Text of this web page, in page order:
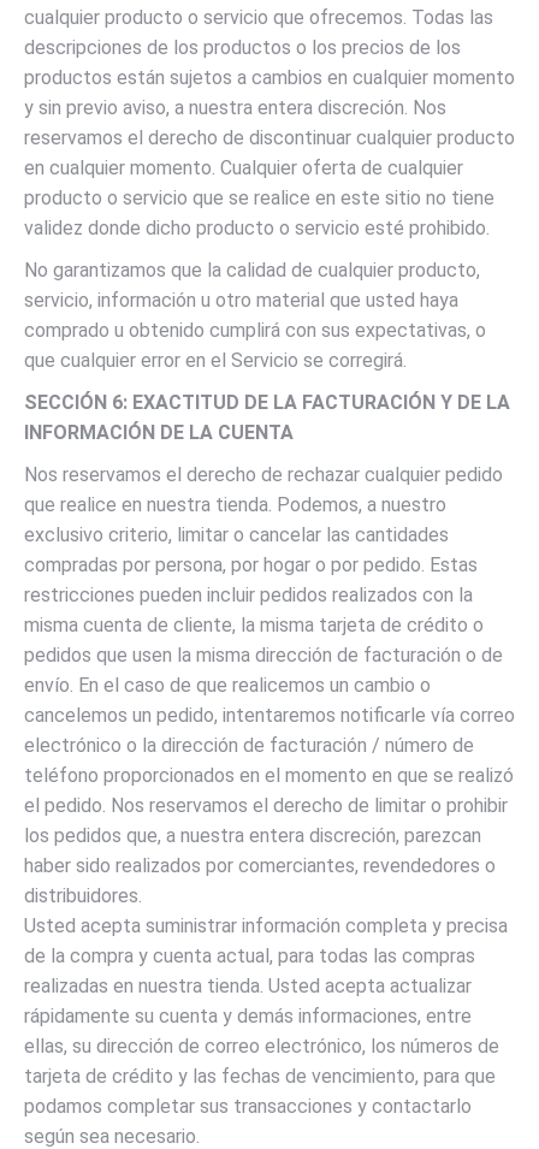
cualquier producto o servicio que ofrecemos. Todas las
descripciones de los productos o los precios de los
productos están sujetos a cambios en cualquier momento
y sin previo aviso, a nuestra entera discreción. Nos
reservamos el derecho de discontinuar cualquier producto
en cualquier momento. Cualquier oferta de cualquier
producto o servicio que se realice en este sitio no tiene
validez donde dicho producto o servicio esté prohibido.
No garantizamos que la calidad de cualquier producto,
servicio, información u otro material que usted haya
comprado u obtenido cumplirá con sus expectativas, o
que cualquier error en el Servicio se corregirá.
SECCIÓN 6: EXACTITUD DE LA FACTURACIÓN Y DE LA
INFORMACIÓN DE LA CUENTA
Nos reservamos el derecho de rechazar cualquier pedido
que realice en nuestra tienda. Podemos, a nuestro
exclusivo criterio, limitar o cancelar las cantidades
compradas por persona, por hogar o por pedido. Estas
restricciones pueden incluir pedidos realizados con la
misma cuenta de cliente, la misma tarjeta de crédito o
pedidos que usen la misma dirección de facturación o de
envío. En el caso de que realicemos un cambio o
cancelemos un pedido, intentaremos notificarle vía correo
electrónico o la dirección de facturación / número de
teléfono proporcionados en el momento en que se realizó
el pedido. Nos reservamos el derecho de limitar o prohibir
los pedidos que, a nuestra entera discreción, parezcan
haber sido realizados por comerciantes, revendedores o
distribuidores.
Usted acepta suministrar información completa y precisa
de la compra y cuenta actual, para todas las compras
realizadas en nuestra tienda. Usted acepta actualizar
rápidamente su cuenta y demás informaciones, entre
ellas, su dirección de correo electrónico, los números de
tarjeta de crédito y las fechas de vencimiento, para que
podamos completar sus transacciones y contactarlo
según sea necesario.